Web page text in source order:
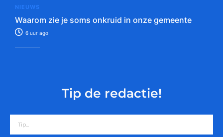
NIEUWS
Waarom zie je soms onkruid in onze gemeente
6 uur ago
Tip de redactie!